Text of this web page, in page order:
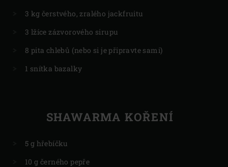
3 kg čerstvého, zralého jackfruitu
3 lžíce zázvorového sirupu
8 pita chlebů (nebo si je připravte sami)
1 snítka bazalky
SHAWARMA KOŘENÍ
5 g hřebíčku
10 g černého pepře